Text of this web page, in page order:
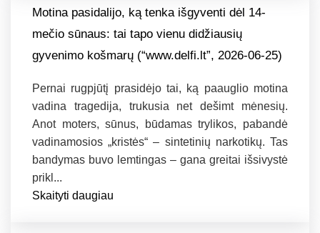
Motina pasidalijo, ką tenka išgyventi dėl 14-
mečio sūnaus: tai tapo vienu didžiausių
gyvenimo košmarų (“www.delfi.lt”, 2026-06-25)
Pernai rugpjūtį prasidėjo tai, ką paauglio motina
vadina tragedija, trukusia net dešimt mėnesių.
Anot moters, sūnus, būdamas trylikos, pabandė
vadinamosios „kristės“ – sintetinių narkotikų. Tas
bandymas buvo lemtingas – gana greitai išsivystė
prikl...
Skaityti daugiau